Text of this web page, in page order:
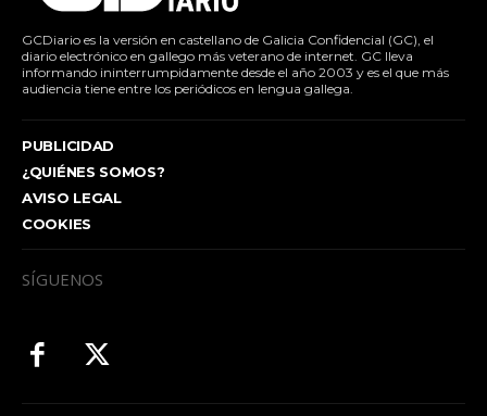
GCDiario es la versión en castellano de Galicia Confidencial (GC), el
diario electrónico en gallego más veterano de internet. GC lleva
informando ininterrumpidamente desde el año 2003 y es el que más
audiencia tiene entre los periódicos en lengua gallega.
PUBLICIDAD
¿QUIÉNES SOMOS?
AVISO LEGAL
COOKIES
SÍGUENOS